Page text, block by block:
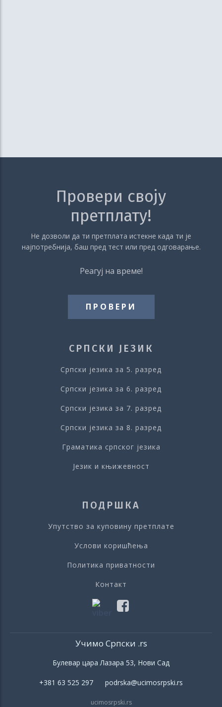
Провери своју
претплату!
Не дозволи да ти претплата истекне када ти је
најпотребнија, баш пред тест или пред одговарање.
Реагуј на време!
ПРОВЕРИ
СРПСКИ ЈЕЗИК
Српски језика за 5. разред
Српски језика за 6. разред
Српски језика за 7. разред
Српски језика за 8. разред
Граматика српског језика
Језик и књижевност
ПОДРШКА
Упутство за куповину претплате
Услови коришћења
Политика приватности
Контакт
Учимо Српски .rs
Булевар цара Лазара 53, Нови Сад
+381 63 525 297 podrska@ucimosrpski.rs
ucimosrpski.rs